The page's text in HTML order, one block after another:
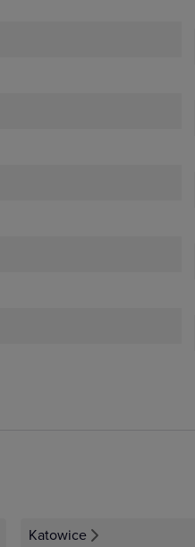
Katowice